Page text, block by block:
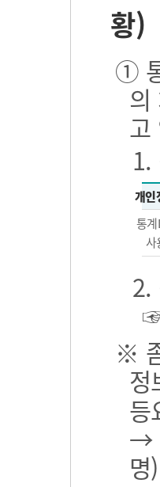
황)
①
의
고
1.
개인
통
사
2.
※
정
등
→